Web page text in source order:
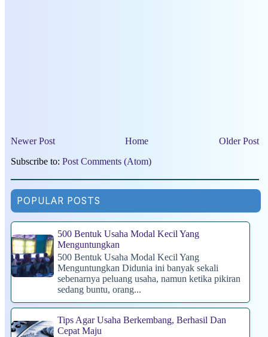
Newer Post Older Post
Home
Subscribe to: Post Comments (Atom)
POPULAR POSTS
500 Bentuk Usaha Modal Kecil Yang
Menguntungkan
500 Bentuk Usaha Modal Kecil Yang
Menguntungkan Didunia ini banyak sekali
sebenarnya peluang usaha, namun ketika pikiran
sedang buntu, orang...
Tips Agar Usaha Berkembang, Berhasil Dan
Cepat Maju